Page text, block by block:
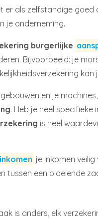
er als zelfstandige goed
je onderneming.
burgerlijke
Bijvoorbeeld: je
en je
. Heb je heel
ering is heel
je inkomen
tussen een bloeiende
is anders, elk